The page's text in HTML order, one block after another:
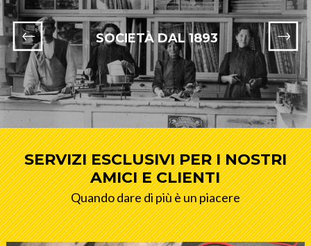
SOCIETÀ DAL 1893
SERVIZI ESCLUSIVI PER I NOSTRI
AMICI E CLIENTI
Quando dare di più è un piacere